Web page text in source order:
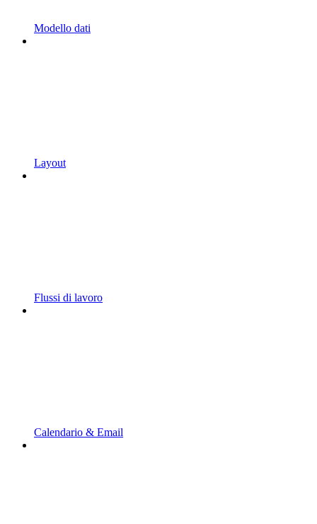
Modello dati
Layout
Flussi di lavoro
Calendario & Email